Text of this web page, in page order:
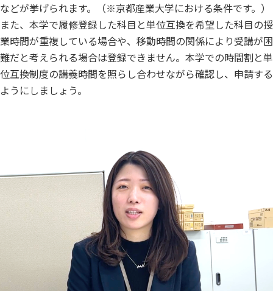
などが挙げられます。（※京都産業大学における条件です。）
また、本学で履修登録した科目と単位互換を希望した科目の授
業時間が重複している場合や、移動時間の関係により受講が困
難だと考えられる場合は登録できません。本学での時間割と単
位互換制度の講義時間を照らし合わせながら確認し、申請する
ようにしましょう。